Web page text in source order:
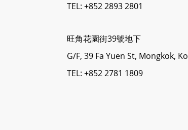
TEL: +852 2893 2801
旺角花園街39號地下
G/F, 39 Fa Yuen St, Mongkok,
TEL: +852 2781 1809